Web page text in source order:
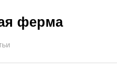
ферма